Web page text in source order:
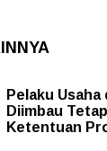
Pelaku
Diimbau
Ketentuan